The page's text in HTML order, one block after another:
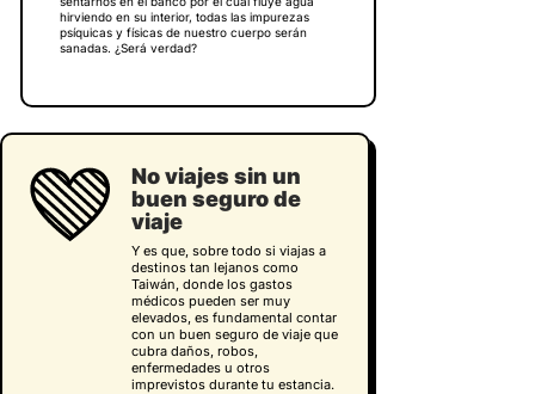
hirviendo en su interior, todas las impurezas
psíquicas y físicas de nuestro cuerpo serán
sanadas. ¿Será verdad?
No viajes sin un
buen seguro de
viaje
Y es que, sobre todo si viajas a
destinos tan lejanos como
Taiwán, donde los gastos
médicos pueden ser muy
elevados, es fundamental contar
con un buen seguro de viaje que
cubra daños, robos,
enfermedades u otros
imprevistos durante tu estancia.